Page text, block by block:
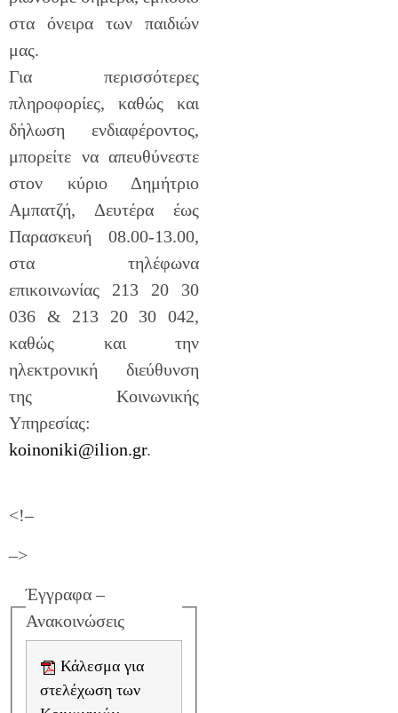
στα όνειρα των παιδιών
μας.
Για περισσότερες
πληροφορίες, καθώς και
δήλωση ενδιαφέροντος,
μπορείτε να απευθύνεστε
στον κύριο Δημήτριο
Αμπατζή, Δευτέρα έως
Παρασκευή 08.00-13.00,
στα τηλέφωνα
επικοινωνίας 213 20 30
036 & 213 20 30 042,
καθώς και την
ηλεκτρονική διεύθυνση
της Κοινωνικής
Υπηρεσίας:
koinoniki@ilion.gr.
<!–
–>
Έγγραφα –
Ανακοινώσεις
στελέχωση των